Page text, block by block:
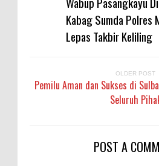
Kabag Sumda Polres
Lepas Takbir Keliling
OLDER POST
Pemilu Aman dan Sukses di
Seluruh
POST A